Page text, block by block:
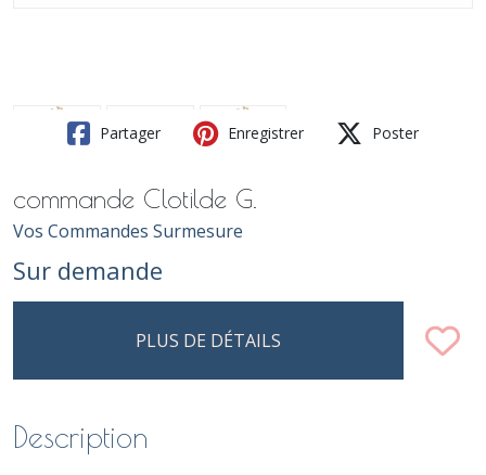
Partager Enregistrer Poster
commande Clotilde G.
Vos Commandes Surmesure
Sur demande
PLUS DE DÉTAILS
Description